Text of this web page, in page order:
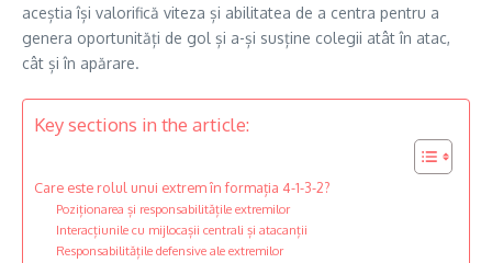
aceștia își valorifică viteza și abilitatea de a centra pentru a
genera oportunități de gol și a-și susține colegii atât în atac,
cât și în apărare.
Key sections in the article:
Care este rolul unui extrem în formația 4-1-3-2?
Poziționarea și responsabilitățile extremilor
Interacțiunile cu mijlocașii centrali și atacanții
Responsabilitățile defensive ale extremilor